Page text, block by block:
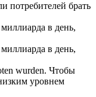
потребителей брать
в день,
в день,
wurden. Чтобы
уровнем